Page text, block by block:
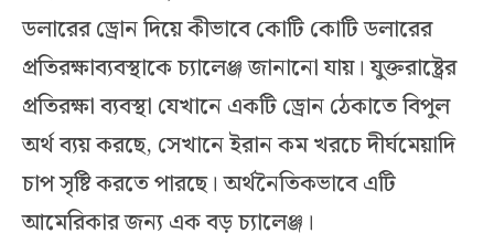
ডলারের ড্রোন দিয়ে কীভাবে কোটি কোটি ডলারের
প্রতিরক্ষাব্যবস্থাকে চ্যালেঞ্জ জানানো যায়। যুক্তরাষ্ট্রের
প্রতিরক্ষা ব্যবস্থা যেখানে একটি ড্রোন ঠেকাতে বিপুল
অর্থ ব্যয় করছে, সেখানে ইরান কম খরচে দীর্ঘমেয়াদি
চাপ সৃষ্টি করতে পারছে। অর্থনৈতিকভাবে এটি
আমেরিকার জন্য এক বড় চ্যালেঞ্জ।